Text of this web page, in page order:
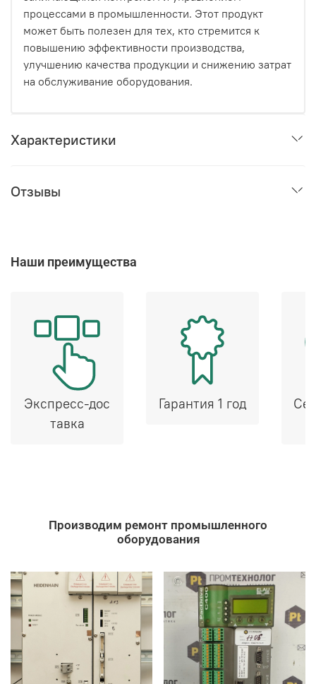
процессами в промышленности. Этот продукт
может быть полезен для тех, кто стремится к
повышению эффективности производства,
улучшению качества продукции и снижению затрат
на обслуживание оборудования.
Характеристики
Отзывы
Наши преимущества
Экспресс-дос
тавка
Гарантия 1 год
Производим ремонт промышленного
оборудования